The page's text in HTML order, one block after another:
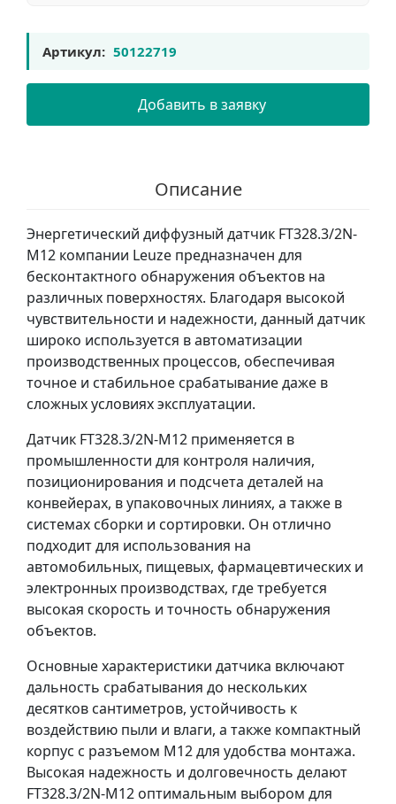
Артикул: 50122719
Добавить в заявку
Описание
Энергетический диффузный датчик FT328.3/2N-
M12 компании Leuze предназначен для
бесконтактного обнаружения объектов на
различных поверхностях. Благодаря высокой
чувствительности и надежности, данный датчик
широко используется в автоматизации
производственных процессов, обеспечивая
точное и стабильное срабатывание даже в
сложных условиях эксплуатации.
Датчик FT328.3/2N-M12 применяется в
промышленности для контроля наличия,
позиционирования и подсчета деталей на
конвейерах, в упаковочных линиях, а также в
системах сборки и сортировки. Он отлично
подходит для использования на
автомобильных, пищевых, фармацевтических и
электронных производствах, где требуется
высокая скорость и точность обнаружения
объектов.
Основные характеристики датчика включают
дальность срабатывания до нескольких
десятков сантиметров, устойчивость к
воздействию пыли и влаги, а также компактный
корпус с разъемом M12 для удобства монтажа.
Высокая надежность и долговечность делают
FT328.3/2N-M12 оптимальным выбором для